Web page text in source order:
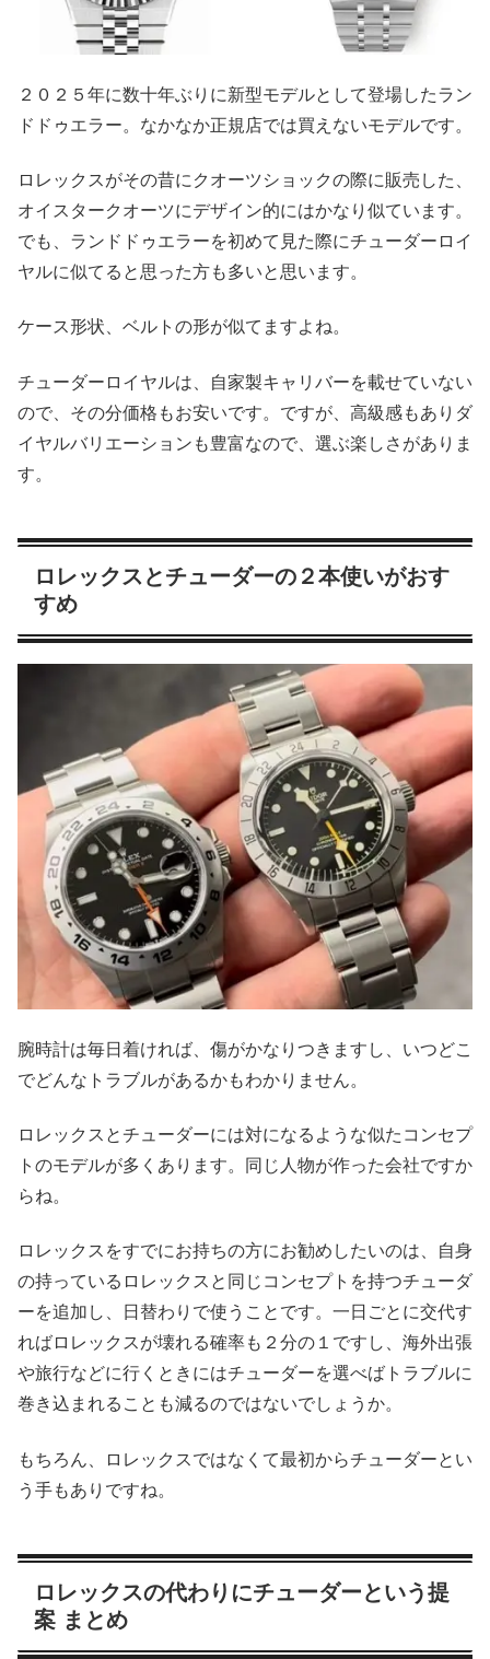
２０２５年に数十年ぶりに新型モデルとして登場したラン
ドドゥエラー。なかなか正規店では買えないモデルです。
ロレックスがその昔にクオーツショックの際に販売した、
オイスタークオーツにデザイン的にはかなり似ています。
でも、ランドドゥエラーを初めて見た際にチューダーロイ
ヤルに似てると思った方も多いと思います。
ケース形状、ベルトの形が似てますよね。
チューダーロイヤルは、自家製キャリバーを載せていない
ので、その分価格もお安いです。ですが、高級感もありダ
イヤルバリエーションも豊富なので、選ぶ楽しさがありま
す。
ロレックスとチューダーの２本使いがおす
すめ
腕時計は毎日着ければ、傷がかなりつきますし、いつどこ
でどんなトラブルがあるかもわかりません。
ロレックスとチューダーには対になるような似たコンセプ
トのモデルが多くあります。同じ人物が作った会社ですか
らね。
ロレックスをすでにお持ちの方にお勧めしたいのは、自身
の持っているロレックスと同じコンセプトを持つチューダ
ーを追加し、日替わりで使うことです。一日ごとに交代す
ればロレックスが壊れる確率も２分の１ですし、海外出張
や旅行などに行くときにはチューダーを選べばトラブルに
巻き込まれることも減るのではないでしょうか。
もちろん、ロレックスではなくて最初からチューダーとい
う手もありですね。
ロレックスの代わりにチューダーという提
案 まとめ